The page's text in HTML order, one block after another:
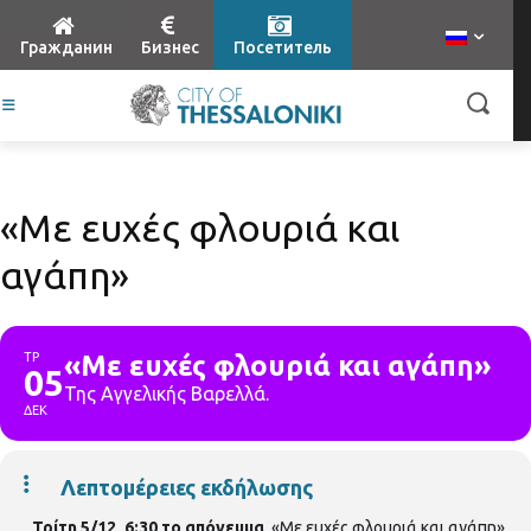
Гражданин Бизнес Посетитель
«Με ευχές φλουριά και
αγάπη»
ΤΡ
05
ΔΕΚ
«Με ευχές φλουριά και αγάπη»
Της Αγγελικής Βαρελλά.
Λεπτομέρειες εκδήλωσης